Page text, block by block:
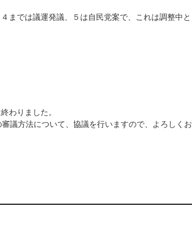
までは議運発議、５は自民党案で、これは調整中と
わりました。
議方法について、協議を行いますので、よろしくお